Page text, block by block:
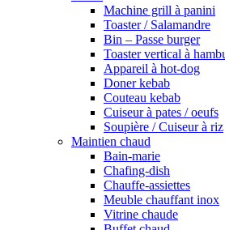
Machine grill à panini
Toaster / Salamandre
Bin – Passe burger
Toaster vertical à
Appareil à hot-dog
Doner kebab
Couteau kebab
Cuiseur à pates / oeufs
Soupière / Cuiseur à riz
Maintien chaud
Bain-marie
Chafing-dish
Chauffe-assiettes
Meuble chauffant inox
Vitrine chaude